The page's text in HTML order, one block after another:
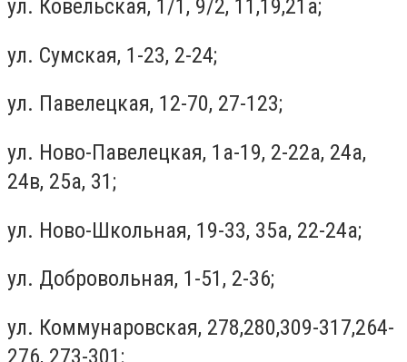
ул. Ковельская, 1/1, 9/2, 11,19,21а;
ул. Сумская, 1-23, 2-24;
ул. Павелецкая, 12-70, 27-123;
ул. Ново-Павелецкая, 1а-19, 2-22а, 24a,
24в, 25а, 31;
ул. Ново-Школьная, 19-33, 35а, 22-24а;
ул. Добровольная, 1-51, 2-36;
ул. Коммунаровская, 278,280,309-317,264-
276, 273-301;